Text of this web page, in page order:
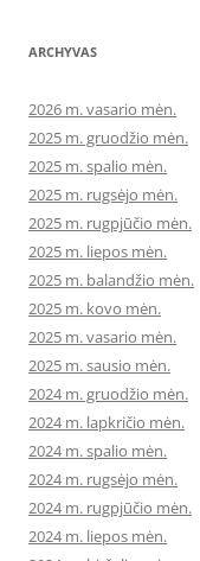
ARCHYVAS
2026 m. vasario mėn.
2025 m. gruodžio mėn.
2025 m. spalio mėn.
2025 m. rugsėjo mėn.
2025 m. rugpjūčio mėn.
2025 m. liepos mėn.
2025 m. balandžio mėn.
2025 m. kovo mėn.
2025 m. vasario mėn.
2025 m. sausio mėn.
2024 m. gruodžio mėn.
2024 m. lapkričio mėn.
2024 m. spalio mėn.
2024 m. rugsėjo mėn.
2024 m. rugpjūčio mėn.
2024 m. liepos mėn.